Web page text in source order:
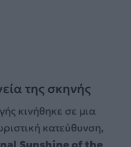
της σκηνής
κινήθηκε σε μια
κατεύθυνση,